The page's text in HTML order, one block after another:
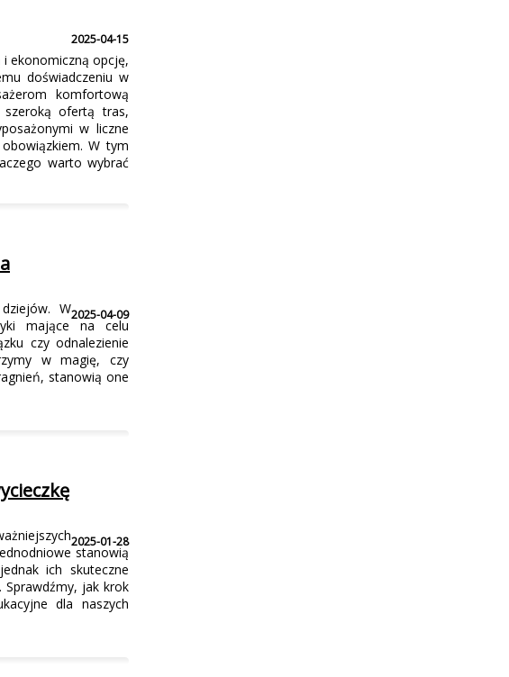
2025-04-15
ekonomiczną opcję,
doświadczeniu w
komfortową
ofertą tras,
w liczne
W tym
warto wybrać
2025-04-09
W
mające na celu
czy odnalezienie
w magię, czy
stanowią one
2025-01-28
stanowią
ich skuteczne
jak krok
dla naszych